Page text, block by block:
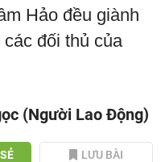
Hảo đều giành
đối thủ của
(Người Lao Động)
LƯU BÀI